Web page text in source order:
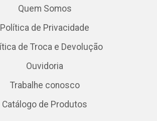
Quem Somos
Política de Privacidade
de Troca e Devolução
Ouvidoria
Trabalhe conosco
Catálogo de Produtos